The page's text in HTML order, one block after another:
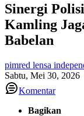
Sinergi
Kamling
Babelan
pimred lensa
Sabtu, Mei 30, 2026
Komentar
Bagikan